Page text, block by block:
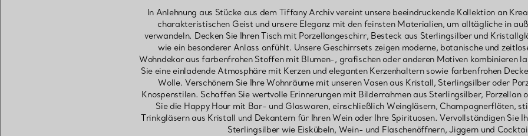
In Anlehnung aus Stücke aus dem Tiffany Archiv vereint unsere beeindruckende Kollektion an
charakteristischen Geist und unsere Eleganz mit den feinsten Materialien, um alltägliche in
verwandeln. Decken Sie Ihren Tisch mit Porzellangeschirr, Besteck aus Sterlingsilber und
wie ein besonderer Anlass anfühlt. Unsere Geschirrsets zeigen moderne, botanische und
Wohndekor aus farbenfrohen Stoffen mit Blumen-, grafischen oder anderen Motiven kombinieren
Sie eine einladende Atmosphäre mit Kerzen und eleganten Kerzenhaltern sowie farbenfrohen
Wolle. Verschönern Sie Ihre Wohnräume mit unseren Vasen aus Kristall, Sterlingsilber oder
Knospenstilen. Schaffen Sie wertvolle Erinnerungen mit Bilderrahmen aus Sterlingsilber, Porzellan
Sie die Happy Hour mit Bar- und Glaswaren, einschließlich Weingläsern, Champagnerflöten,
Trinkgläsern aus Kristall und Dekantern für Ihren Wein oder Ihre Spirituosen. Vervollständigen Sie
Sterlingsilber wie Eiskübeln, Wein- und Flaschenöffnern, Jiggern und